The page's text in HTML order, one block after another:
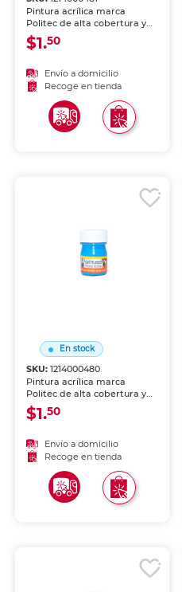
Pintura acrílica marca
Politec de alta cobertura y
secado rápido. Colores
intensos para lienzo,
manualidades. Resistente al
agua una vez seca.
$1.50
Envío a domicilio
Recoge en tienda
En stock
SKU:1214000480
Pintura acrílica marca
Politec de alta cobertura y
secado rápido. Colores
intensos para lienzo,
manualidades. Resistente al
agua una vez seca.
$1.50
Envío a domicilio
Recoge en tienda